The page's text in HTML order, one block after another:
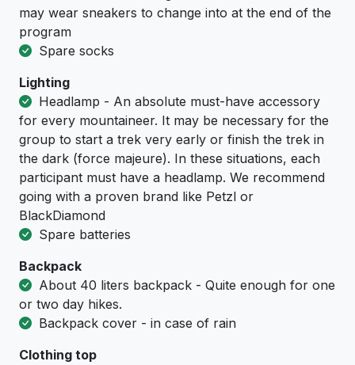
may wear sneakers to change into at the end of the
program
Spare socks
Lighting
Headlamp - An absolute must-have accessory
for every mountaineer. It may be necessary for the
group to start a trek very early or finish the trek in
the dark (force majeure). In these situations, each
participant must have a headlamp. We recommend
going with a proven brand like Petzl or
BlackDiamond
Spare batteries
Backpack
About 40 liters backpack - Quite enough for one
or two day hikes.
Backpack cover - in case of rain
Clothing top